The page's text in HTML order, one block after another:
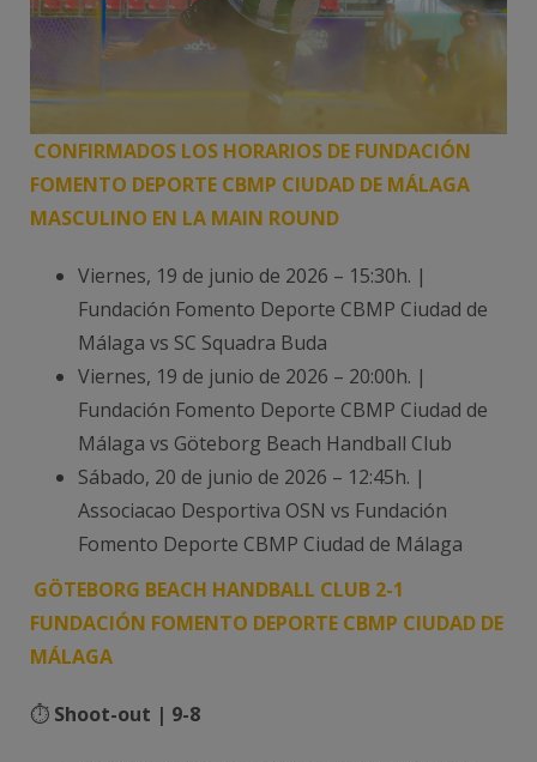
CONFIRMADOS LOS HORARIOS DE FUNDACIÓN
FOMENTO DEPORTE CBMP CIUDAD DE MÁLAGA
MASCULINO EN LA MAIN ROUND
Viernes, 19 de junio de 2026 – 15:30h. |
Fundación Fomento Deporte CBMP Ciudad de
Málaga vs SC Squadra Buda
Viernes, 19 de junio de 2026 – 20:00h. |
Fundación Fomento Deporte CBMP Ciudad de
Málaga vs Göteborg Beach Handball Club
Sábado, 20 de junio de 2026 – 12:45h. |
Associacao Desportiva OSN vs Fundación
Fomento Deporte CBMP Ciudad de Málaga
GÖTEBORG BEACH HANDBALL CLUB 2-1
FUNDACIÓN FOMENTO DEPORTE CBMP CIUDAD DE
MÁLAGA
⏱️ Shoot-out | 9-8